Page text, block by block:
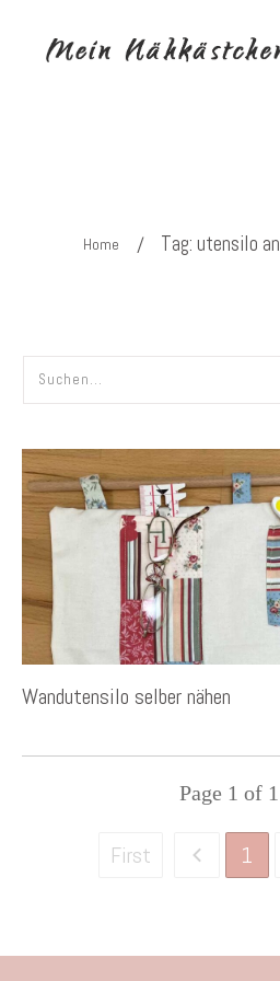
Home /
Wandutensilo selber nähen
Page 1 of 1
First 1